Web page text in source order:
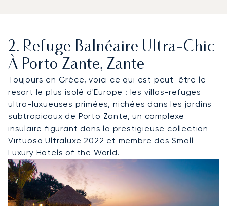
2. Refuge Balnéaire Ultra-Chic
À Porto Zante, Zante
Toujours en Grèce, voici ce qui est peut-être le
resort le plus isolé d'Europe : les villas-refuges
ultra-luxueuses primées, nichées dans les jardins
subtropicaux de Porto Zante, un complexe
insulaire figurant dans la prestigieuse collection
Virtuoso Ultraluxe 2022 et membre des Small
Luxury Hotels of the World.